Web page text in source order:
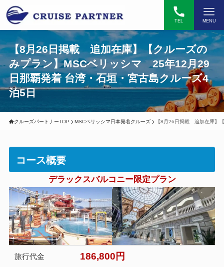
TEL MENU
【8月26日掲載 追加在庫】【クルーズの
みプラン】MSCベリッシマ 25年12月29
日那覇発着 台湾・石垣・宮古島クルーズ4
泊5日
クルーズパートナーTOP MSCベリッシマ日本発着クルーズ 【8月26日掲載 追加在庫】
コース概要
デラックスバルコニー限定プラン
旅行代金 186,800円